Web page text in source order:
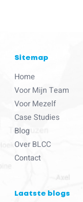
Sitemap
Home
Voor Mijn Team
Voor Mezelf
Case Studies
Blog
Over BLCC
Contact
Laatste blogs